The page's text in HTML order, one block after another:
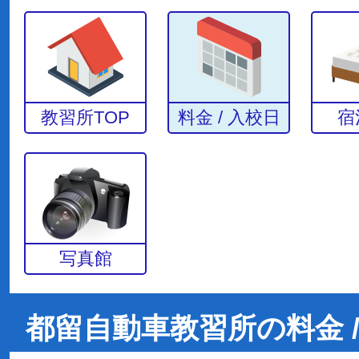
教習所TOP 料金 / 入校日 宿
写真館
都留自動車教習所の料金